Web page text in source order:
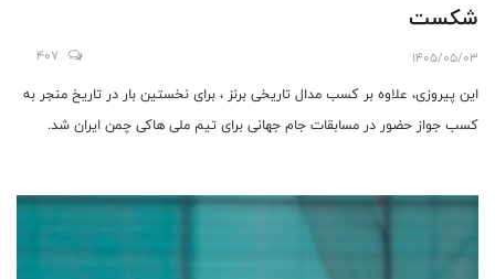
شکست
1405/05/03
407
این پیروزی، علاوه بر کسب مدال تاریخی برنز ، برای نخستین بار در تاریخ منجر به
کسب جواز حضور در مسابقات جام جهانی برای تیم ملی هاکی چمن ایران شد.